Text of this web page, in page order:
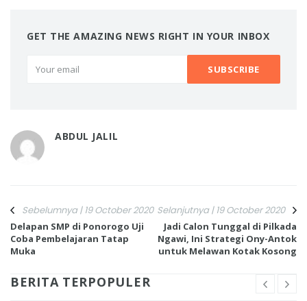
GET THE AMAZING NEWS RIGHT IN YOUR INBOX
ABDUL JALIL
Sebelumnya | 19 October 2020
Delapan SMP di Ponorogo Uji
Coba Pembelajaran Tatap
Muka
Selanjutnya | 19 October 2020
Jadi Calon Tunggal di Pilkada
Ngawi, Ini Strategi Ony-Antok
untuk Melawan Kotak Kosong
BERITA TERPOPULER